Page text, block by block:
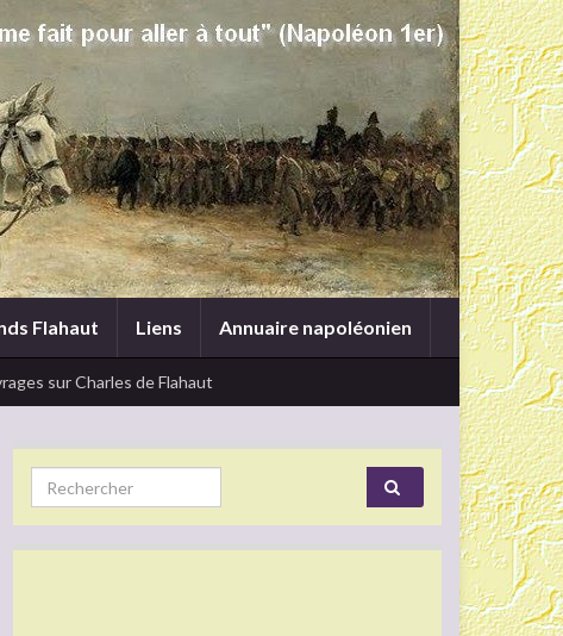
Flahaut Liens Annuaire napoléonien
sur Charles de Flahaut
Search for: